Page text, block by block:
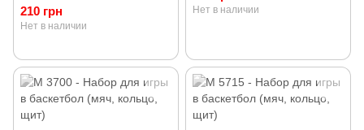
210 грн
Нет в наличии
Нет в наличии